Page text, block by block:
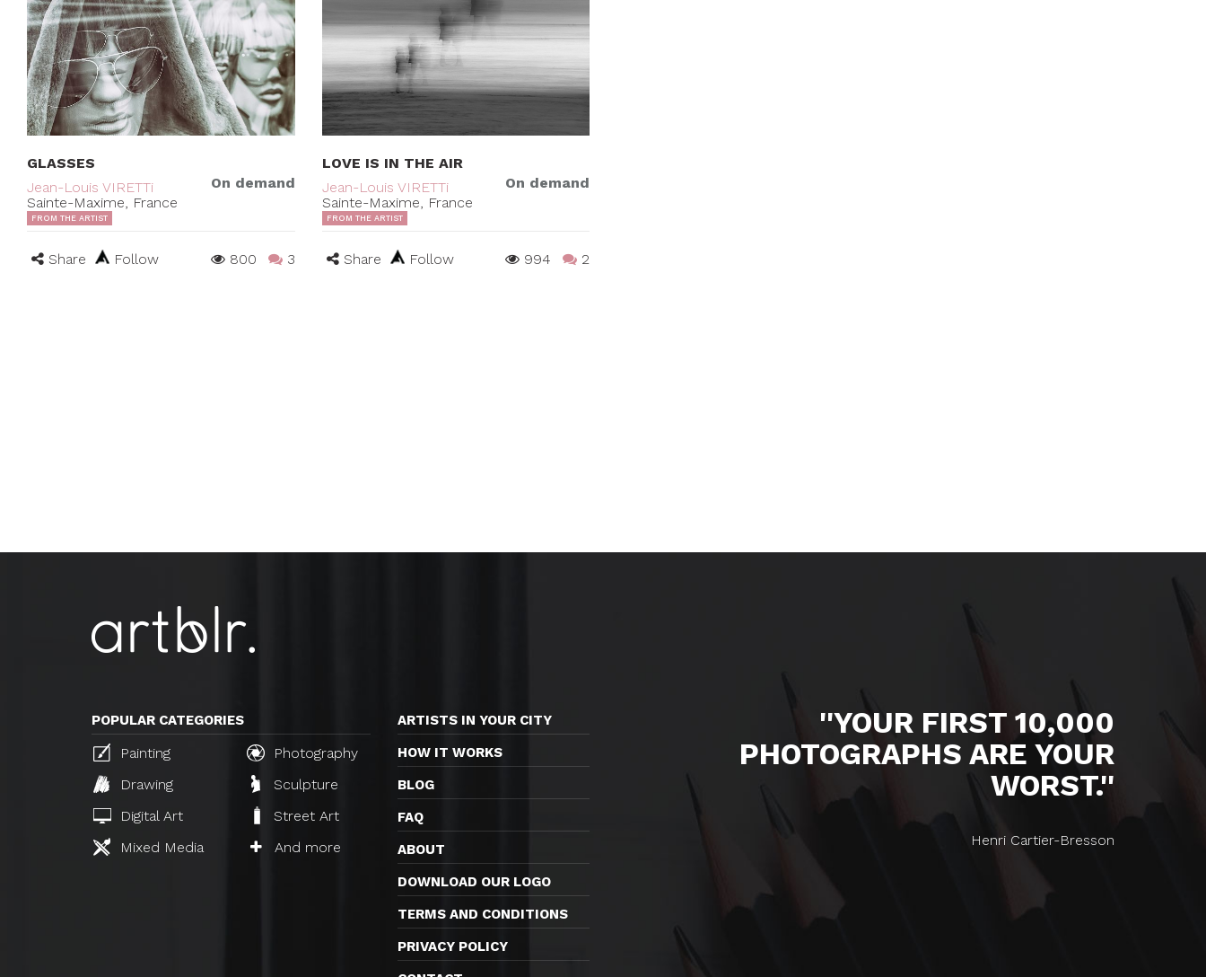
GLASSES
Jean-Louis VIRETTi
Sainte-Maxime, France
On demand
FROM THE ARTIST
Share Follow 800 3
LOVE IS IN THE AIR
Jean-Louis VIRETTi
Sainte-Maxime, France
On demand
FROM THE ARTIST
Share Follow 994 2
POPULAR CATEGORIES
Painting
Photography
Drawing
Sculpture
Digital Art
Street Art
Mixed Media
And more
ARTISTS IN YOUR CITY
HOW IT WORKS
BLOG
FAQ
ABOUT
DOWNLOAD OUR LOGO
TERMS AND CONDITIONS
PRIVACY POLICY
''YOUR FIRST 10,000
PHOTOGRAPHS ARE YOUR
WORST.''
Henri Cartier-Bresson